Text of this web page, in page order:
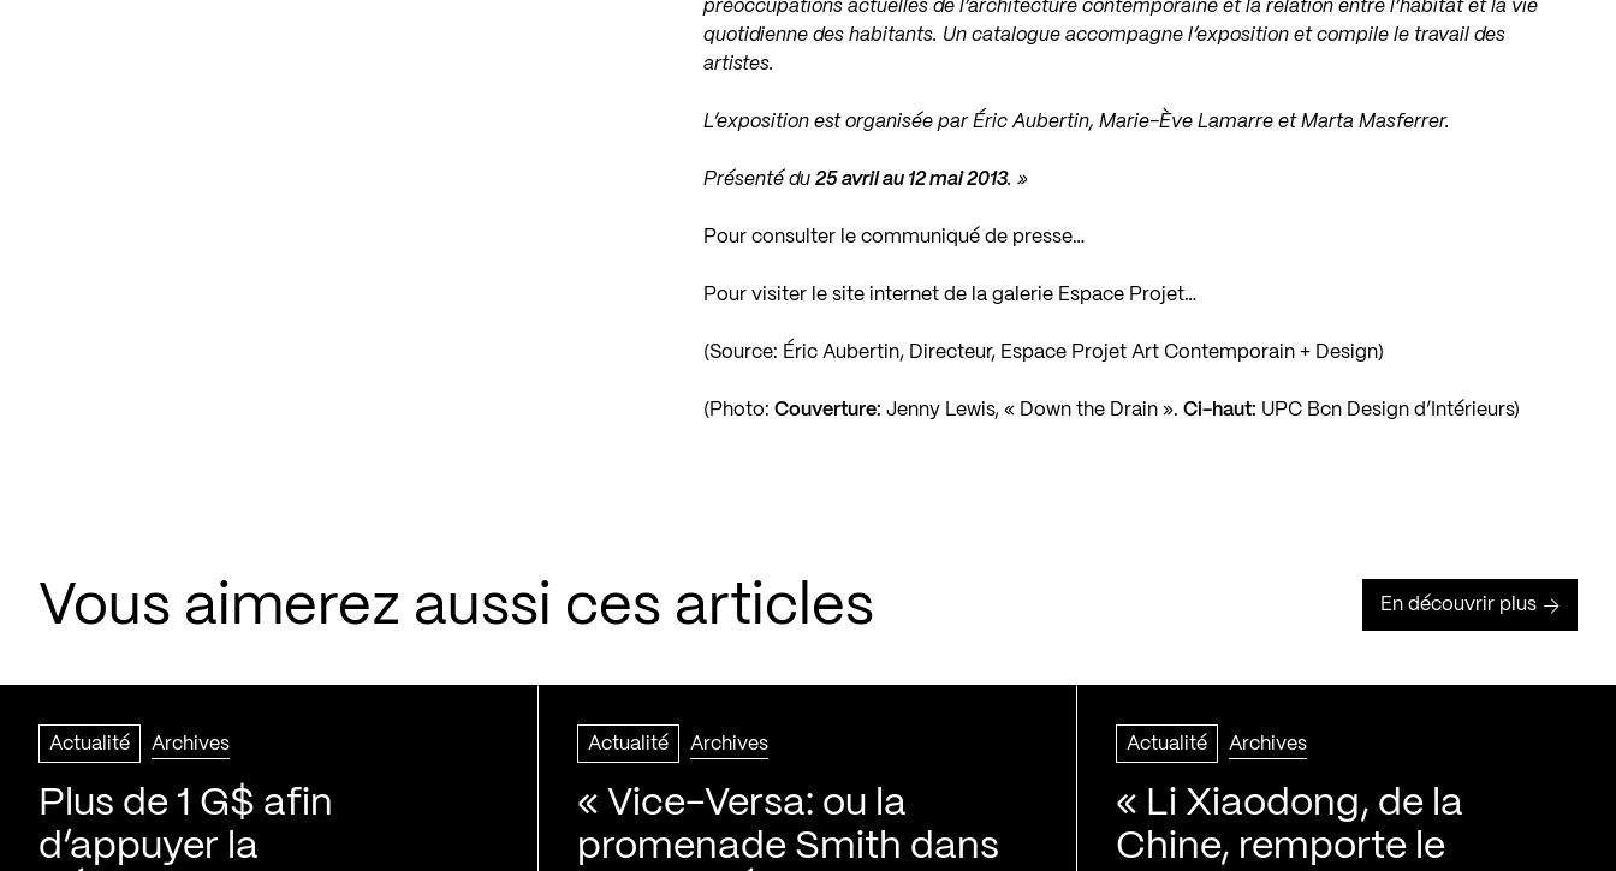
préoccupations actuelles de l’architecture contemporaine et la relation entre l’habitat et la vie
quotidienne des habitants. Un catalogue accompagne l’exposition et compile le travail des
artistes.
L’exposition est organisée par Éric Aubertin, Marie-Ève Lamarre et Marta Masferrer.
Présenté du25 avril au 12 mai 2013. »
Pour consulter le communiqué de presse…
Pour visiter le site internet de la galerie Espace Projet…
(Source: Éric Aubertin, Directeur, Espace Projet Art Contemporain + Design)
(Photo:Couverture: Jenny Lewis, « Down the Drain ».Ci-haut: UPC Bcn Design d’Intérieurs)
Vous aimerez aussi ces articles En découvrir plus
Actualité Archives
Plus de 1 G$ afin
d’appuyer la
Actualité Archives
« Vice-Versa: ou la
promenade Smith dans
Actualité Archives
« Li Xiaodong, de la
Chine, remporte le